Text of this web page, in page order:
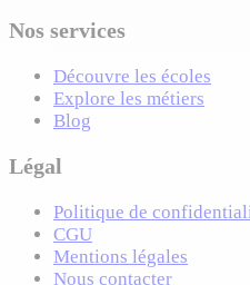
Nos services
Découvre les écoles
Explore les métiers
Blog
Légal
Politique de
CGU
Mentions légales
Nous contacter